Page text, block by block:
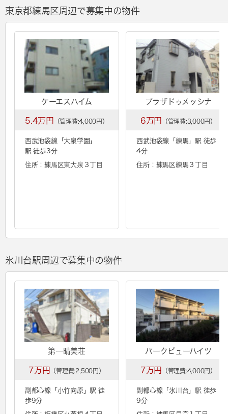
東京都練馬区周辺で募集中の物件
ケーエスハイム
5.4万円 （管理費:4,000円）
西武池袋線「大泉学園 」
駅 徒歩3分
住所：練馬区東大泉３丁目
プラザドゥメッシナ
6万円 （管理費:3,000円）
西武池袋線「 練馬 」駅 徒歩
4分
住所：練馬区練馬３丁目
氷川台駅周辺で募集中の物件
第一晴美荘
7万円 （管理費:2,500円）
副都心線「 小竹向原 」駅 徒
歩9分
パークビューハイツ
7万円 （管理費:4,000円）
副都心線「 氷川台 」駅 徒歩
9分